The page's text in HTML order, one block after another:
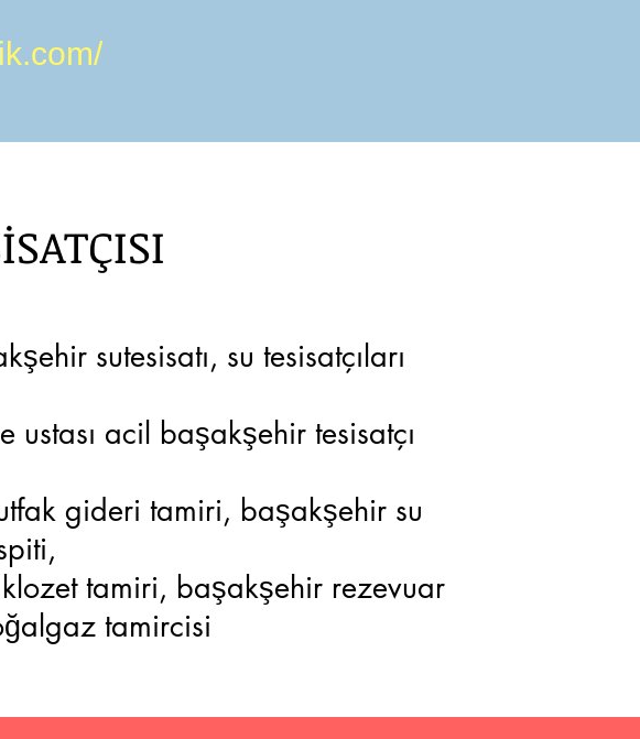
sutesisatı, su tesisatçıları
ustası acil başakşehir tesisatçı
gideri tamiri, başakşehir su
tamiri, başakşehir rezevuar
tamircisi